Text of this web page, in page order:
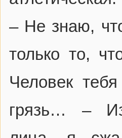
– Не знаю,
только то,
Человек
грязь… –